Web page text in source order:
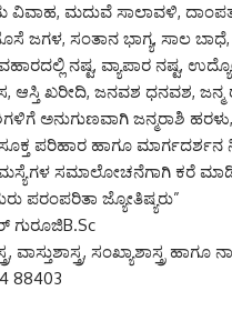
ವಿವಾಹ, ಮದುವೆ ಸಾಲಾವಳಿ,
ಜಗಳ, ಸಂತಾನ ಭಾಗ್ಯ, ಸಾಲ
ನಷ್ಟ, ವ್ಯಾಪಾರ ನಷ್ಟ,
ಆಸ್ತಿ ಖರೀದಿ, ಜನವಶ ಧನವಶ, ಜನ್ಮ
ಅನುಗುಣವಾಗಿ ಜನ್ಮರಾಶಿ
ಪರಿಹಾರ ಹಾಗೂ ಮಾರ್ಗದರ್ಶನ
ಸಮಾಲೋಚನೆಗಾಗಿ ಕರೆ
ಪರಂಪರಿತಾ ಜ್ಯೋತಿಷ್ಯರು”
ವಾಸ್ತುಶಾಸ್ತ್ರ, ಸಂಖ್ಯಾಶಾಸ್ತ್ರ ಹಾಗೂ
88403